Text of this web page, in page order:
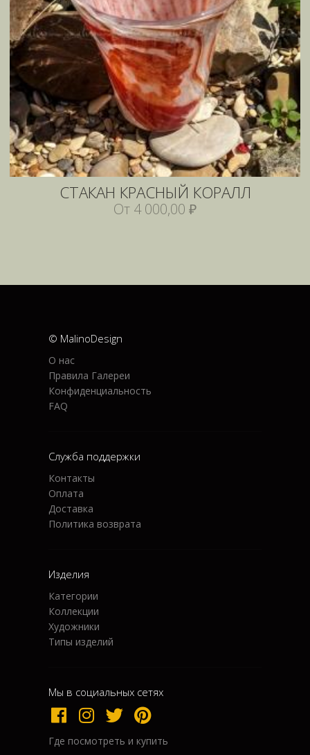
СТАКАН КРАСНЫЙ КОРАЛЛ
От 4 000,00 ₽
© MalinoDesign
О нас
Правила Галереи
Конфиденциальность
FAQ
Служба поддержки
Контакты
Оплата
Доставка
Политика возврата
Изделия
Категории
Коллекции
Художники
Типы изделий
Мы в социальных сетях
Где посмотреть и купить